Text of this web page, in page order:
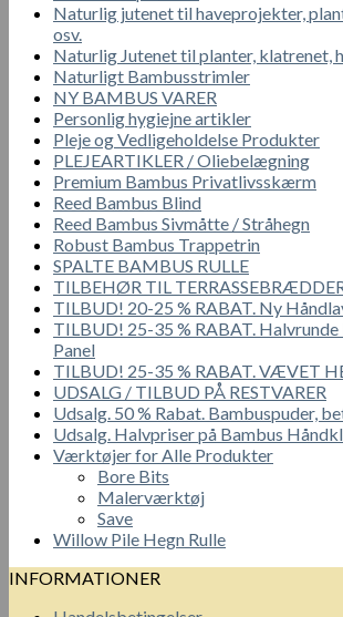
Naturlig jutenet til haveprojekter,
osv.
Naturlig Jutenet til planter, klatrenet,
Naturligt Bambusstrimler
NY BAMBUS VARER
Personlig hygiejne artikler
Pleje og Vedligeholdelse Produkter
PLEJEARTIKLER / Oliebelægning
Premium Bambus Privatlivsskærm
Reed Bambus Blind
Reed Bambus Sivmåtte / Stråhegn
Robust Bambus Trappetrin
SPALTE BAMBUS RULLE
TILBEHØR TIL
TILBUD! 20-25 % RABAT. Ny
TILBUD! 25-35 % RABAT.
Panel
TILBUD! 25-35 % RABAT. VÆVET
UDSALG / TILBUD PÅ RESTVARER
Udsalg. 50 % Rabat. Bambuspuder,
Udsalg. Halvpriser på Bambus
Værktøjer for Alle Produkter
Bore Bits
Malerværktøj
Save
Willow Pile Hegn Rulle
INFORMATIONER